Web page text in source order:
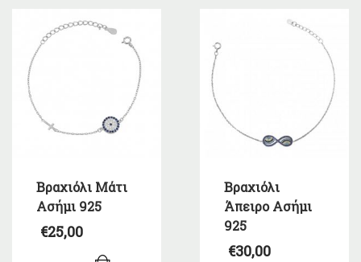
Βραχιόλι Μάτι
Ασήμι 925
€25,00
Βραχιόλι
Άπειρο Ασήμι
925
€30,00